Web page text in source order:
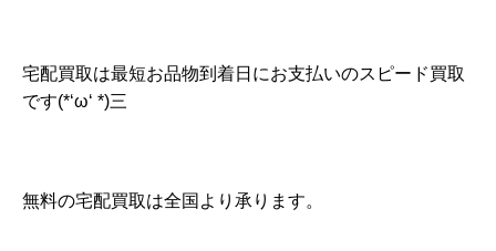
宅配買取は最短お品物到着日にお支払いのスピード買取
です(*‘ω‘ *)三
無料の宅配買取は全国より承ります。